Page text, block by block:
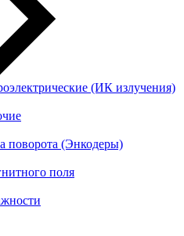
(ИК излучения)
поворота (Энкодеры)
поля